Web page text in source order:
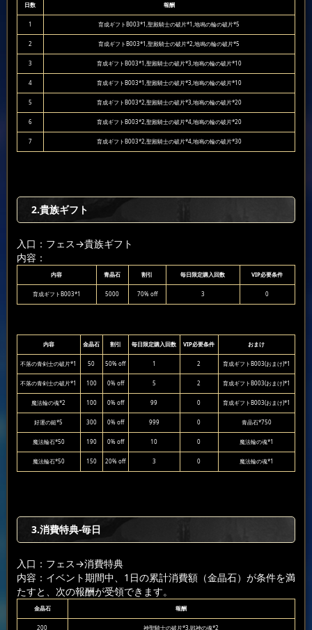
日数 報酬
1 育成ギフトB003*1,聖殿騎士の破片*1,地鳴の輪の破片*5
2 育成ギフトB003*1,聖殿騎士の破片*2,地鳴の輪の破片*5
3 育成ギフトB003*1,聖殿騎士の破片*3,地鳴の輪の破片*10
4 育成ギフトB003*1,聖殿騎士の破片*3,地鳴の輪の破片*10
5 育成ギフトB003*2,聖殿騎士の破片*3,地鳴の輪の破片*20
6 育成ギフトB003*2,聖殿騎士の破片*4,地鳴の輪の破片*20
7 育成ギフトB003*2,聖殿騎士の破片*4,地鳴の輪の破片*30
2.貴族ギフト
入口：フェス→貴族ギフト
内容：
内容 青晶石 割引 毎日限定購入回数 VIP必要条件
育成ギフトB003*1 5000 70% off 3 0
内容 金晶石 割引 毎日限定購入回数 VIP必要条件 おまけ
不落の青剣士の破片*1 50 50% off 1 2 育成ギフトB003(おまけ)*1
不落の青剣士の破片*1 100 0% off 5 2 育成ギフトB003(おまけ)*1
魔法輪の魂*2 100 0% off 99 0 育成ギフトB003(おまけ)*1
好運の鎚*5 300 0% off 999 0 青晶石*750
魔法輪石*50 190 0% off 10 0 魔法輪の魂*1
魔法輪石*50 150 20% off 3 0 魔法輪の魂*1
3.消費特典-毎日
入口：フェス→消費特典
内容：イベント期間中、1日の累計消費額（金晶石）が条件を満
たすと、次の報酬が受領できます。
金晶石 報酬
200 神聖騎士の破片*3,戦神の魂*2